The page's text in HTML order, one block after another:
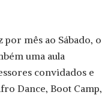
por mês ao Sábado, o
uma aula
convidados e
Dance, Boot Camp,